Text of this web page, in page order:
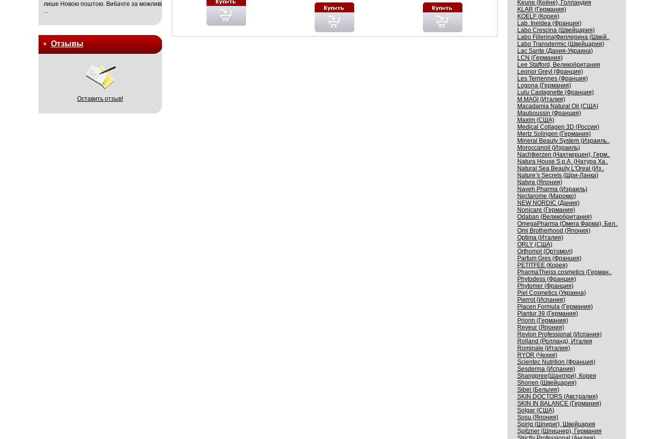
лише Новою поштою. Вибачте за можливі
...
Отзывы
Оставить отзыв!
Keune (Кейне), Голландия
KLAR (Германия)
KOELF (Корея)
Lab. Ineldea (Франция)
Labo Crescina (Швейцария)
Labo Fillerina|Филлерина (Швей..
Labo Transdermic (Швейцария)
Lac Sante (Дания-Украина)
LCN (Германия)
Lee Stafford, Великобритания
Leonor Greyl (Франция)
Les Terriennes (Франция)
Logona (Германия)
Lulu Castagnette (Франция)
M.MAGI (Италия)
Macadamia Natural Oil (США)
Mauboussin (Франция)
Maxim (США)
Medical Collagen 3D (Россия)
Mertz Solingen (Германия)
Mineral Beauty System (Израиль..
Moroccanoil (Израиль)
Nachtkerzen (Нахткерцен), Герм..
Natura House S.p.A. (Натура Ха..
Natural Sea Beauty L'Oreal (Из..
Nature’s Secrets (Шри-Ланка)
Natvra (Япония)
Naveh Pharma (Израиль)
Nectarome (Марокко)
NEW NORDIC (Дания)
Nonicare (Германия)
Odaban (Великобритания)
OmegaPharma (Омега Фарма), Бел..
Omi Brotherhood (Япония)
Optima (Италия)
ORLY (США)
Orthomol (Ортомол)
Parfum Gres (Франция)
PETITFEE (Корея)
PharmaTheiss cosmetics (Герман..
Phytodess (Франция)
Phytomer (Франция)
Piel Cosmetics (Украина)
Pierrot (Испания)
Placen Formula (Германия)
Plantur 39 (Германия)
Priorin (Германия)
Reveur (Япония)
Revlon Professional (Испания)
Rolland (Ролланд), Италия
Rominale (Италия)
RYOR (Чехия)
Scientec Nutrition (Франция)
Sesderma (Испания)
Shangpree(Шангпри), Корея
Shonen (Швейцария)
Sibel (Бельгия)
SKIN DOCTORS (Австралия)
SKIN IN BALANCE (Германия)
Solgar (США)
Sosu (Япония)
Spirig (Шпириг), Швейцария
Spitzner (Шпицнер), Германия